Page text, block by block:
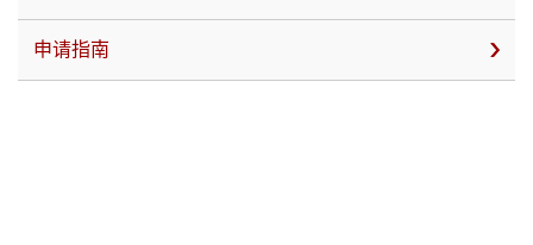
申请指南